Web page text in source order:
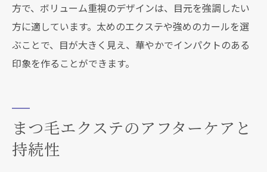
方で、ボリューム重視のデザインは、目元を強調したい
方に適しています。太めのエクステや強めのカールを選
ぶことで、目が大きく見え、華やかでインパクトのある
印象を作ることができます。
まつ毛エクステのアフターケアと
持続性